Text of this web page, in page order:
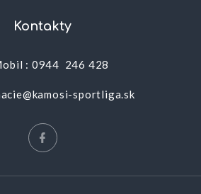
Kontakty
: 0944 246 428
sportliga.sk